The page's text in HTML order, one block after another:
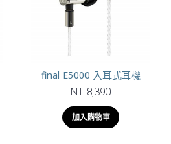
final E5000 入耳式耳機
NT 8,390
加入購物車